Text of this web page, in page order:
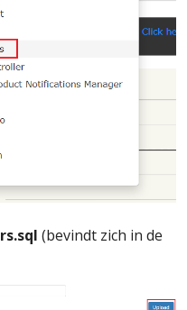
(bevindt zich in de